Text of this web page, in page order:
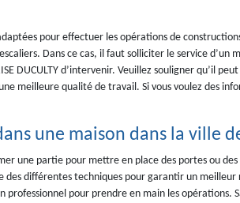
pour effectuer les opérations de
Dans ce cas, il faut solliciter le service d’un
DUCULTY d’intervenir. Veuillez souligner qu’il
meilleure qualité de travail. Si vous voulez des
une maison dans la ville
une partie pour mettre en place des portes ou
différentes techniques pour garantir un meilleur
professionnel pour prendre en main les opérations.